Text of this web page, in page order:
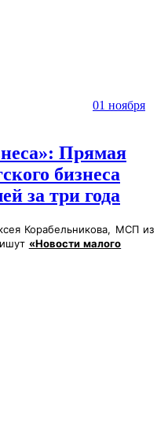
01 ноября
Прямая
бизнеса
за три года
Корабельникова, МСП из
«Новости малого